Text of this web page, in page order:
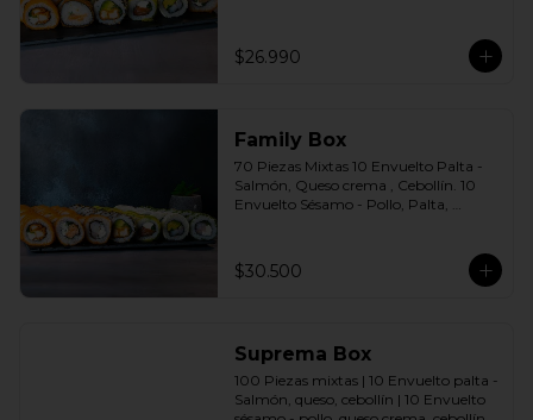
Pollo, queso crema, cebollín. 10 Panko
- Champiñón, queso crema, cebollín.
$26.990
Family Box
70 Piezas Mixtas 10 Envuelto Palta -
Salmón, Queso crema , Cebollín. 10
Envuelto Sésamo - Pollo, Palta,
Ciboulette - Camarón, queso crema,
cebollín. 10 Panko - Pollo, Queso
7 Salsas a elección soya o agridulce
Bless + 6 palitos
$30.500
Suprema Box
100 Piezas mixtas | 10 Envuelto palta -
Salmón, queso, cebollín | 10 Envuelto